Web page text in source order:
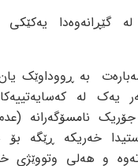
گێڕانه‌وه‌دا یه‌کێکی
به‌ ڕووداوێک
یه‌ک له‌
نامسۆگه‌رانه‌
خه‌ریکه‌ ڕێگه‌ بۆ
و هه‌لی وتووێژی